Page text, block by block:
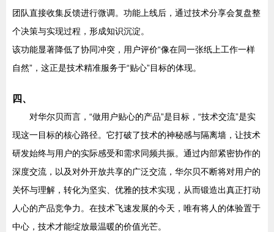
团队直接收集反馈进行微调。功能上线后，通过技术分享会复盘整
个决策与实现过程，形成知识沉淀。
该功能显著降低了协同冲突，用户评价“像在同一张纸上工作一样
自然”，这正是技术精准服务于“贴心”目标的体现。
四、
对华尔贝而言，“做用户贴心的产品”是目标，“技术交流”是实
现这一目标的核心路径。它打破了技术的神秘感与隔离墙，让技术
研发始终与用户的实际感受和需求同频共振。通过内部紧密协作的
深度交流，以及对外开放共享的广泛交流，华尔贝不断将对用户的
关怀与理解，转化为坚实、优雅的技术实现，从而锻造出真正打动
人心的产品竞争力。在技术飞速发展的今天，唯有将人的体验置于
中心，技术才能绽放最温暖的价值光芒。